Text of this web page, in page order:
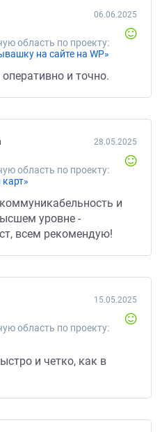
область по проекту:
на сайте на WP»
06.06.2025
и точно.
область по проекту:
28.05.2025
и
уровне -
всем рекомендую!
область по проекту:
15.05.2025
и четко, как в